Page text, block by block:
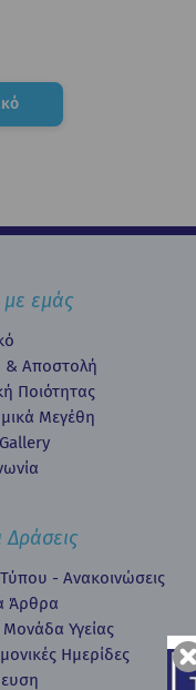
με εμάς
Αποστολή
Ποιότητας
Μεγέθη
Τύπου - Ανακοινώσεις
Άρθρα
Μονάδα Υγείας
Ημερίδες